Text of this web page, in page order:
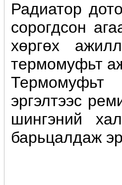
Радиатор
сорогдсон
хөргөх
термомуфьт
Термомуфьт
эргэлтээс
шингэний
барьцалдаж